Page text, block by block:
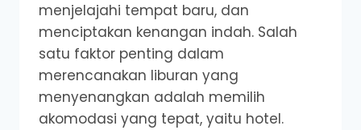
menjelajahi tempat baru, dan
menciptakan kenangan indah. Salah
satu faktor penting dalam
merencanakan liburan yang
menyenangkan adalah memilih
akomodasi yang tepat, yaitu hotel.